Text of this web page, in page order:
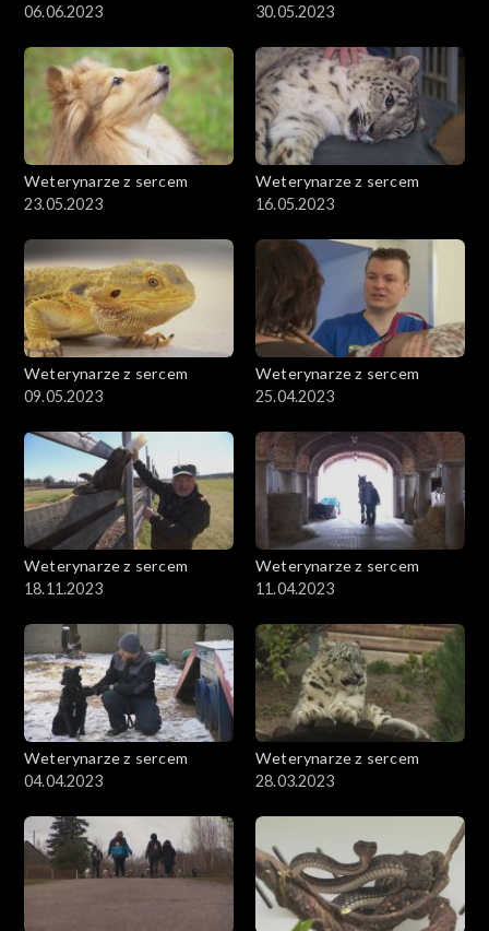
06.06.2023
30.05.2023
Weterynarze z sercem
23.05.2023
Weterynarze z sercem
16.05.2023
Weterynarze z sercem
09.05.2023
Weterynarze z sercem
25.04.2023
Weterynarze z sercem
18.11.2023
Weterynarze z sercem
11.04.2023
Weterynarze z sercem
04.04.2023
Weterynarze z sercem
28.03.2023